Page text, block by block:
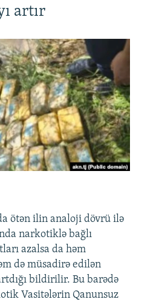
artır
ötən ilin analoji dövrü ilə
narkotiklə bağlı
azalsa da həm
də müsadirə edilən
bildirilir. Bu barədə
Vasitələrin Qanunsuz